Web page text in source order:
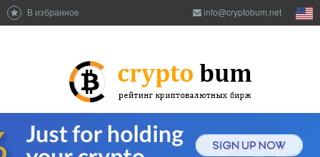
В избранное info@cryptobum.net